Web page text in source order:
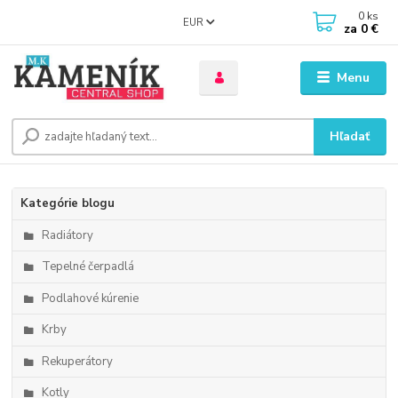
Menu
EUR
Hľadať
0 ks
za 0 €
Kategórie blogu
Radiátory
Tepelné čerpadlá
Podlahové kúrenie
Krby
Rekuperátory
Kotly